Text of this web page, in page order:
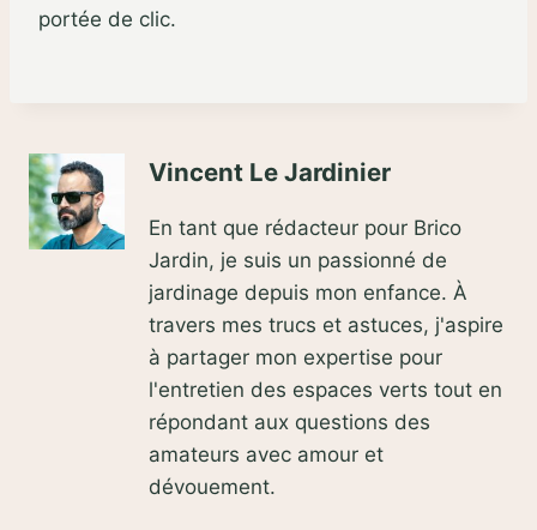
portée de clic.
Vincent Le Jardinier
En tant que rédacteur pour Brico
Jardin, je suis un passionné de
jardinage depuis mon enfance. À
travers mes trucs et astuces, j'aspire
à partager mon expertise pour
l'entretien des espaces verts tout en
répondant aux questions des
amateurs avec amour et
dévouement.